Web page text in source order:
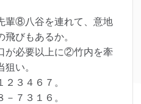
輩⑧八谷を連れて、意地
びもあるか。
必要以上に②竹内を牽
い。
３４６７。
７３１６。